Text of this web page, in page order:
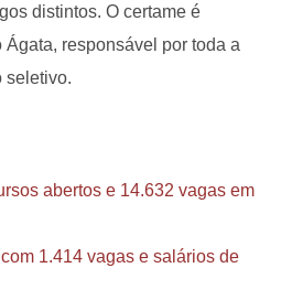
distintos. O certame é
responsável por toda a
seletivo.
abertos e 14.632 vagas em
1.414 vagas e salários de